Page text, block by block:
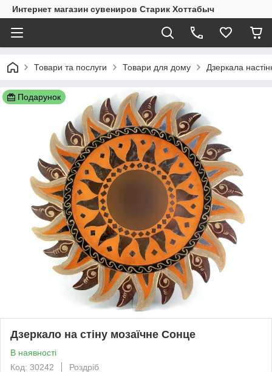
Интернет магазин сувениров Старик Хоттабыч
Товари та послуги Товари для дому Дзеркала
Подарунок
Дзеркало на стіну мозаїчне Сонце
В наявності
Код: 30242
Роздріб